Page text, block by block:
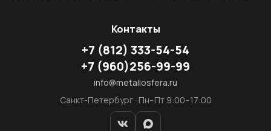
Контакты
+7 (812) 333-54-54
+7 (960)256-99-99
info@metallosfera.ru
Санкт-Петербург · Пн–Пт 9:00–17:00